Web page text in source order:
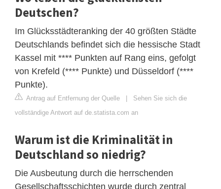
Deutschen?
Im Glücksstädteranking der 40 größten Städte
Deutschlands befindet sich die hessische Stadt
Kassel mit **** Punkten auf Rang eins, gefolgt
von Krefeld (**** Punkte) und Düsseldorf (****
Punkte).
Antrag auf Entfernung der Quelle | Sehen Sie sich die
vollständige Antwort auf de.statista.com an
Warum ist die Kriminalität in
Deutschland so niedrig?
Die Ausbeutung durch die herrschenden
Gesellschaftsschichten wurde durch zentral